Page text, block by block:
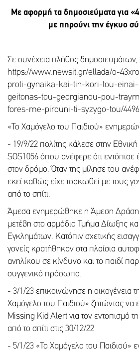
Με αφορμή τα δημοσιεύματα για
με πηρούνι την έγκυο
Σε συνέχεια πλήθος δημοσιευμάτων,
https://www.newsit.gr/ellada/o-
proti-gynaika-kai-tin-kori-tou-
geitonas-tou-georgianou-pou-
fores-me-pirouni-ti-syzygo-tou/
«Το Χαμόγελο του Παιδιού»
- 19/9/22 πολίτης κάλεσε στην Εθνική
SOS1056 όπου ανέφερε ότι εντόπισε
στον δρόμο. Όταν της μίλησε του
εκεί καθώς είχε τσακωθεί με τους
από το σπίτι.
Άμεσα ενημερώθηκε η Άμεση Δράση
μετέβη στο αρμόδιο Τμήμα Δίωξης
Εγκλημάτων. Κατόπιν σχετικής
γονείς κρατήθηκαν στα πλαίσια
ανηλίκου σε κίνδυνο και το παιδί
συγγενικό πρόσωπο.
- 3/1/23 επικοινώνησε η οικογένεια
Χαμόγελο του Παιδιού» ζητώντας να
Missing Kid Alert για τον εντοπισμό
από το σπίτι στις 30/12/22
- 5/1/23 «Το Χαμόγελο του Παιδιού»